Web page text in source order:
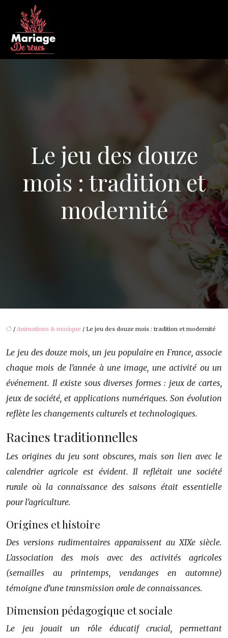
Le jeu des douze
mois : tradition et
modernité
/ Animations & musique / Le jeu des douze mois : tradition et modernité
Le jeu des douze mois, un jeu populaire en France, associe
chaque mois de l’année à une image, une activité ou un
événement. Il existe sous diverses formes : jeux de cartes,
jeux de société, et applications numériques. Son évolution
reflète les changements culturels et technologiques.
Racines traditionnelles
Les origines du jeu sont obscures, mais son lien avec le
calendrier agricole est évident. Il reflétait une société
rurale où la connaissance des saisons était essentielle
pour l’agriculture.
Origines et histoire
Des versions rudimentaires apparaissent au XIXe siècle.
L’association des mois avec des activités agricoles
(semailles au printemps, vendanges en automne)
témoigne d’une transmission orale de connaissances.
Dimension pédagogique et sociale
Le jeu jouait un rôle éducatif crucial, permettant